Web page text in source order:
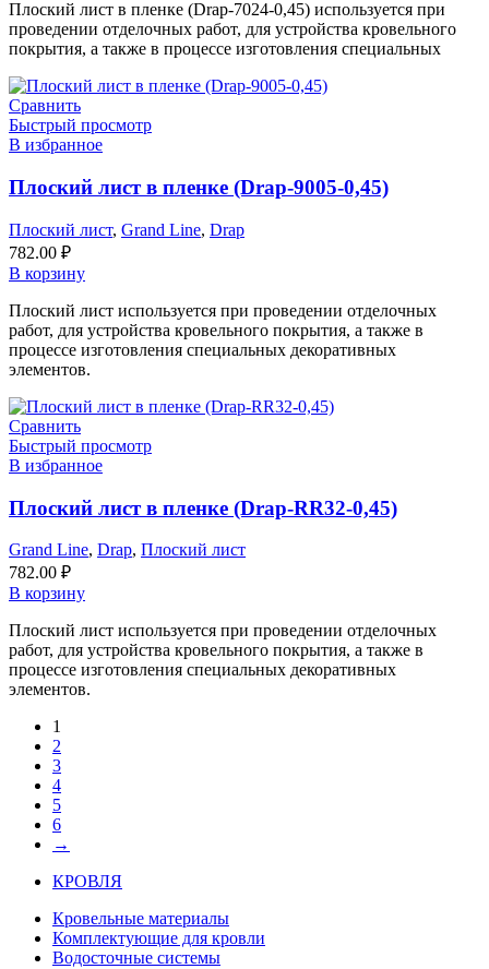
Плоский лист в пленке (Drap-7024-0,45) используется при
проведении отделочных работ, для устройства кровельного
покрытия, а также в процессе изготовления специальных
Сравнить
Быстрый просмотр
В избранное
Плоский лист в пленке (Drap-9005-0,45)
Плоский лист, Grand Line, Drap
782.00 ₽
В корзину
Плоский лист используется при проведении отделочных
работ, для устройства кровельного покрытия, а также в
процессе изготовления специальных декоративных
элементов.
Сравнить
Быстрый просмотр
В избранное
Плоский лист в пленке (Drap-RR32-0,45)
Grand Line, Drap, Плоский лист
782.00 ₽
В корзину
Плоский лист используется при проведении отделочных
работ, для устройства кровельного покрытия, а также в
процессе изготовления специальных декоративных
элементов.
1
2
3
4
5
6
→
КРОВЛЯ
Кровельные материалы
Комплектующие для кровли
Водосточные системы